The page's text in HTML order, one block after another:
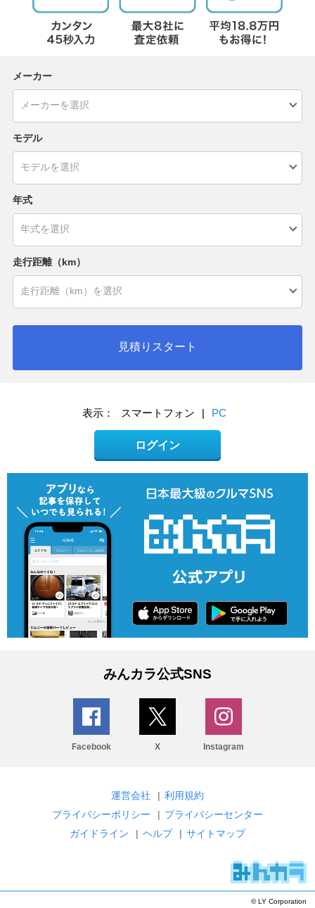
メーカー
モデル
年式
走行距離（km）
見積りスタート
表示： スマートフォン | PC
ログイン
みんカラ公式SNS
Facebook X Instagram
運営会社 | 利用規約
プライバシーポリシー
| プライバシーセンター
ガイドライン
| ヘルプ | サイトマップ
© LY Corporation